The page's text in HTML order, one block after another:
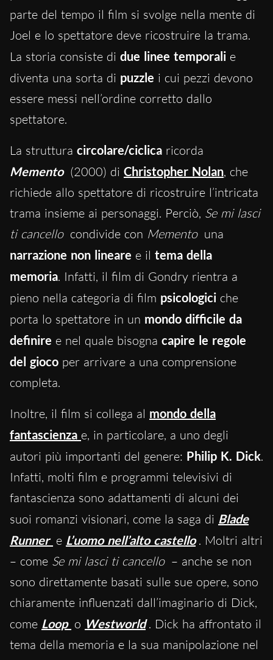
parte del tempo il film si svolge nella mente di
Joel e lo spettatore deve ricostruire la trama.
La storia consiste di due linee temporali e
diventa una sorta di puzzle i cui pezzi devono
essere messi nell’ordine corretto dallo
spettatore.
La struttura circolare/ciclica ricorda
Memento (2000) di Christopher Nolan, che
richiede allo spettatore di ricostruire l’intricata
trama insieme ai personaggi. Perciò, Se mi lasci
ti cancello condivide con Memento una
narrazione non lineare e il tema della
memoria. Infatti, il film di Gondry rientra a
pieno nella categoria di film psicologici che
porta lo spettatore in un mondo difficile da
definire e nel quale bisogna capire le regole
del gioco per arrivare a una comprensione
completa.
Inoltre, il film si collega al mondo della
fantascienza e, in particolare, a uno degli
autori più importanti del genere: Philip K. Dick.
Infatti, molti film e programmi televisivi di
fantascienza sono adattamenti di alcuni dei
suoi romanzi visionari, come la saga di Blade
Runner e L’uomo nell’alto castello . Moltri altri
– come Se mi lasci ti cancello – anche se non
sono direttamente basati sulle sue opere, sono
chiaramente influenzati dall’imaginario di Dick,
come Loop o Westworld . Dick ha affrontato il
tema della memoria e la sua manipolazione nel